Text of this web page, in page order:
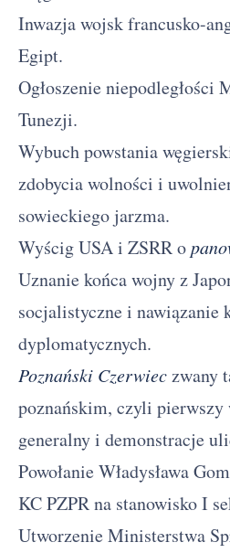
Inwazja wojsk francusko-
Egipt.
Ogłoszenie niepodległości
Tunezji.
Wybuch powstania
zdobycia wolności i
sowieckiego jarzma.
Wyścig USA i ZSRR o
Uznanie końca wojny z
socjalistyczne i nawiązanie
dyplomatycznych.
Poznański Czerwieczwany
poznańskim, czyli
generalny i demonstracje
Powołanie Władysława
KC PZPR na stanowisko I
Utworzenie Ministerstwa